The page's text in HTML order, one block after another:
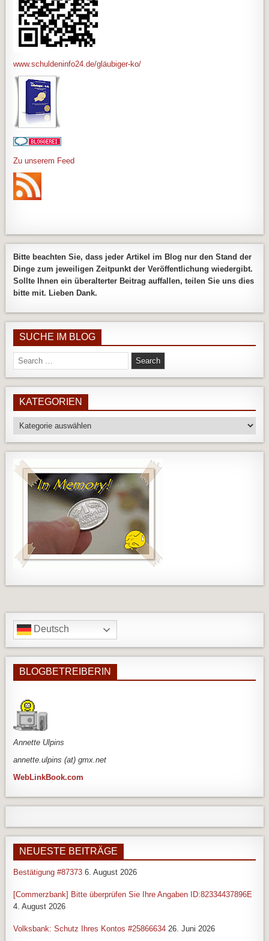
www.schuldeninfo24.de/gläubiger-ko/
Zu unserem Feed
Bitte beachten Sie, dass jeder Artikel im Blog nur den Stand der
Dinge zum jeweiligen Zeitpunkt der Veröffentlichung wiedergibt.
Sollte Ihnen ein überalterter Beitrag auffallen, teilen Sie uns dies
bitte mit. Lieben Dank.
SUCHE IM BLOG
Search
for:
KATEGORIEN
Kategorien
Deutsch
BLOGBETREIBERIN
Annette Ulpins
annette.ulpins (at) gmx.net
WebLinkBook.com
NEUESTE BEITRÄGE
Bestätigung #87373 6. August 2026
[Commerzbank] Bitte überprüfen Sie Ihre Angaben ID:82334437896E
4. August 2026
Volksbank: Schutz Ihres Kontos #25866634 26. Juni 2026